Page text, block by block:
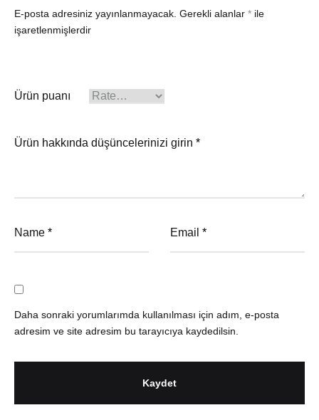
E-posta adresiniz yayınlanmayacak. Gerekli alanlar * ile
işaretlenmişlerdir
Ürün puanı
Ürün hakkında düşüncelerinizi girin *
Name * Email *
Daha sonraki yorumlarımda kullanılması için adım, e-posta
adresim ve site adresim bu tarayıcıya kaydedilsin.